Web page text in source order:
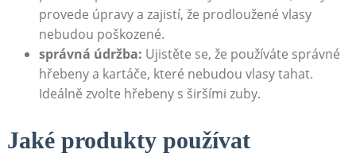
provede úpravy a zajistí, že prodloužené vlasy
nebudou poškozené.
správná údržba: Ujistěte se, že používáte správné
hřebeny a kartáče, které nebudou vlasy tahat.
Ideálně zvolte hřebeny s širšími zuby.
Jaké produkty používat